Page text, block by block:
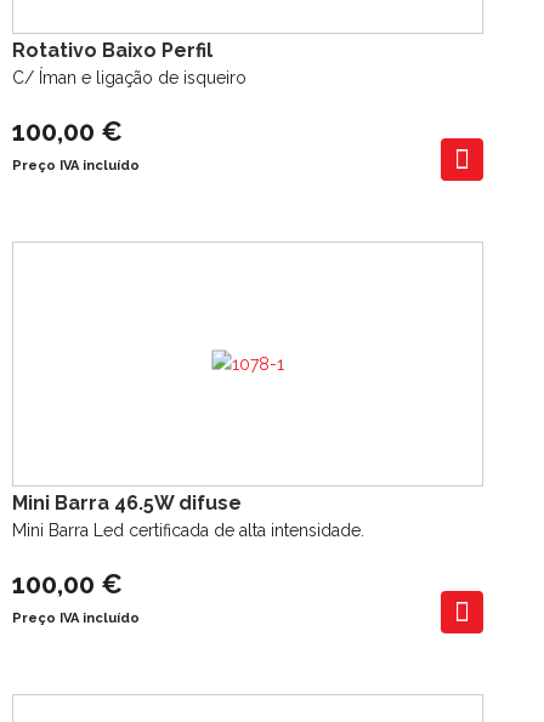
Rotativo Baixo Perfil
C/ Íman e ligação de isqueiro
100,00 €
Preço IVA incluído
Mini Barra 46.5W difuse
Mini Barra Led certificada de alta intensidade.
100,00 €
Preço IVA incluído